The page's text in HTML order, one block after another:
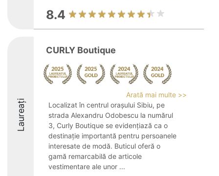
8.4
Laureați
CURLY Boutique
Arată mai multe >>
Localizat în centrul orașului Sibiu, pe
strada Alexandru Odobescu la numărul
3, Curly Boutique se evidențiază ca o
destinație importantă pentru persoanele
interesate de modă. Buticul oferă o
gamă remarcabilă de articole
vestimentare ale unor ...